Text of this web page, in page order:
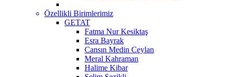
Özellikli Birimlerimiz
GETAT
Fatma Nur Kesiktaş
Esra Bayrak
Cansın Medin Ceylan
Meral Kahraman
Halime Kibar